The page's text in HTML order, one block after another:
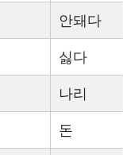
안돼다
싫다
나리
돈